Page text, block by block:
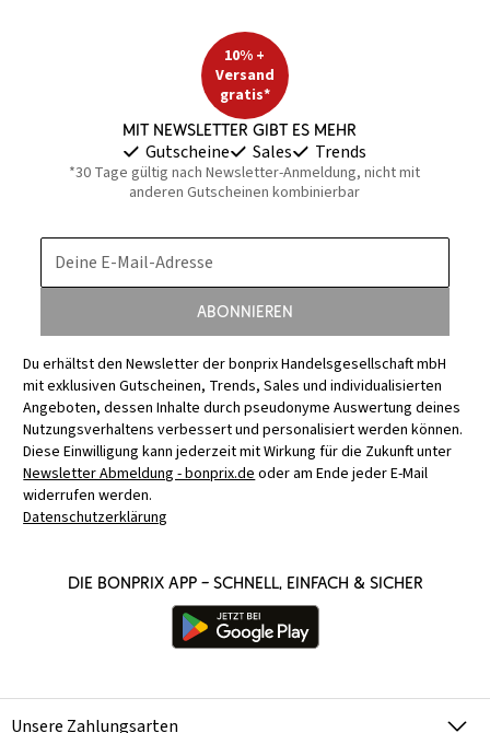
10% +
Versand
gratis*
Mit Newsletter gibt es mehr
Gutscheine Sales Trends
*30 Tage gültig nach Newsletter-Anmeldung, nicht mit
anderen Gutscheinen kombinierbar
Deine E-Mail-Adresse
Abonnieren
Du erhältst den Newsletter der bonprix Handelsgesellschaft mbH
mit exklusiven Gutscheinen, Trends, Sales und individualisierten
Angeboten, dessen Inhalte durch pseudonyme Auswertung deines
Nutzungsverhaltens verbessert und personalisiert werden können.
Diese Einwilligung kann jederzeit mit Wirkung für die Zukunft unter
Newsletter Abmeldung - bonprix.deoder am Ende jeder E-Mail
widerrufen werden.
Datenschutzerklärung
Die bonprix App – schnell, einfach & sicher
Unsere Zahlungsarten